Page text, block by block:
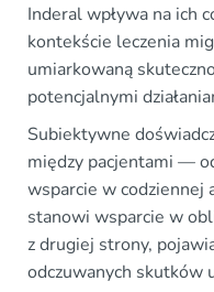
Inderal wpływa na ich
kontekście leczenia
umiarkowaną
potencjalnymi
Subiektywne
między pacjentami —
wsparcie w codziennej
stanowi wsparcie w
z drugiej strony,
odczuwanych skutków